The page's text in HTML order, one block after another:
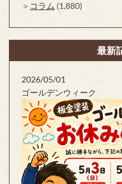
コラム (1,880)
最新
2026/05/01
ゴールデンウィーク